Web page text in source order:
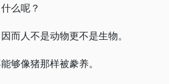
么呢？
而人不是动物更不是生物。
够像猪那样被豢养。